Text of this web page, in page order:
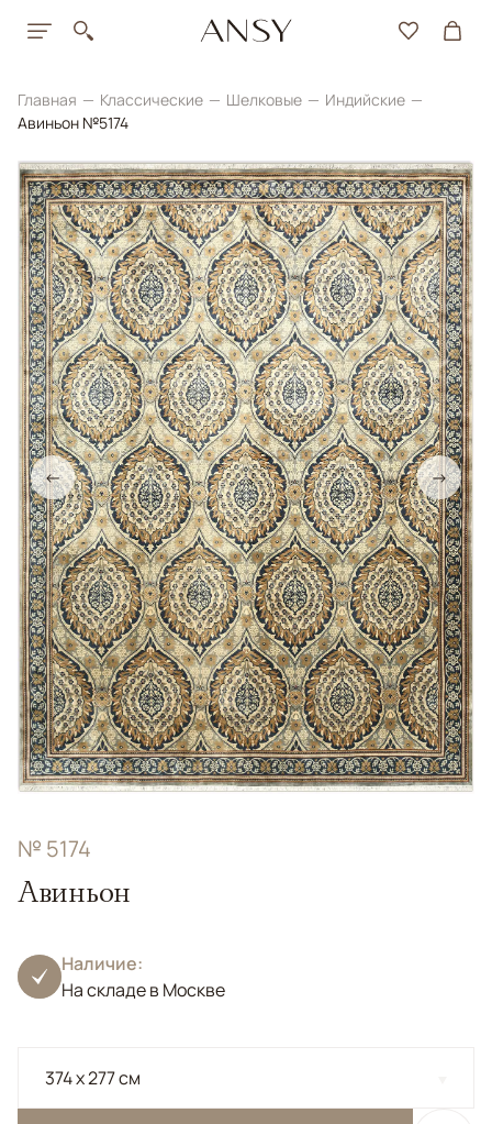
Главная Классические Шелковые
Индийские
Авиньон №5174
← →
№ 5174
Авиньон
Наличие:
На складе в Москве
374 x 277 см